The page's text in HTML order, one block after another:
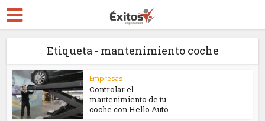
Etiqueta - mantenimiento coche
Empresas
Controlar el
mantenimiento de tu
coche con Hello Auto